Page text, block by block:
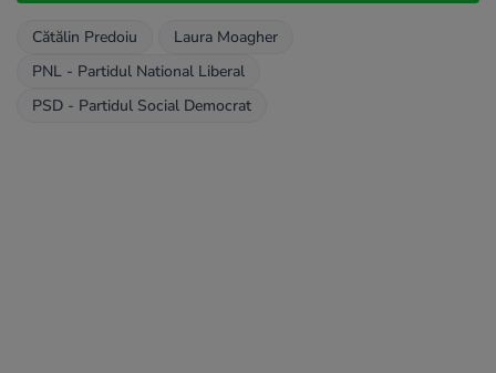
Cătălin Predoiu
Laura Moagher
PNL - Partidul National Liberal
PSD - Partidul Social Democrat